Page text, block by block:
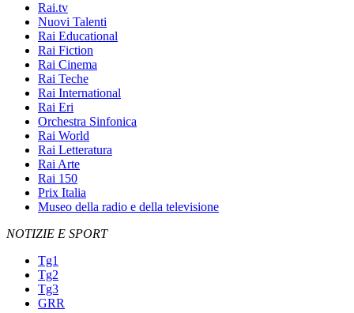
Rai.tv
Nuovi Talenti
Rai Educational
Rai Fiction
Rai Cinema
Rai Teche
Rai International
Rai Eri
Orchestra Sinfonica
Rai World
Rai Letteratura
Rai Arte
Rai 150
Prix Italia
Museo della radio e della televisione
NOTIZIE E SPORT
Tg1
Tg2
Tg3
GRR